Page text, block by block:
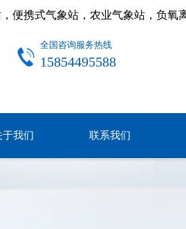
便携式气象站，农业气象站，负氧
全国咨询服务热线
15854495588
于我们 联系我们